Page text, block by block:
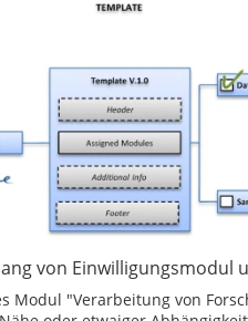
von Einwilligungsmodul
Modul "Verarbeitung von